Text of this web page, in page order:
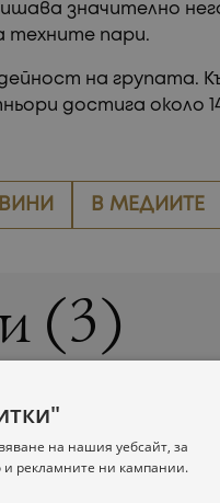
значително
техните пари.
на групата.
достига около
В МЕДИИТЕ
(3)
на скоро
на нашия уебсайт, за
и рекламните ни кампании.